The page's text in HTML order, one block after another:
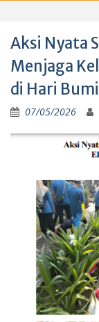
Aksi Nyata
Menjaga
di Hari
07/05/2026